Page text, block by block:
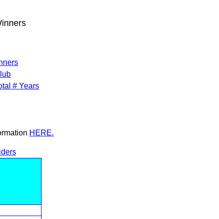
# Years
HERE.